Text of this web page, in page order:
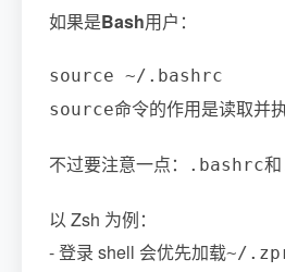
如果是Bash用户：
source ~/.bashrc
source命令的作用是读取并
不过要注意一点： .bashrc和
以 Zsh 为例：
- 登录 shell 会优先加载~/